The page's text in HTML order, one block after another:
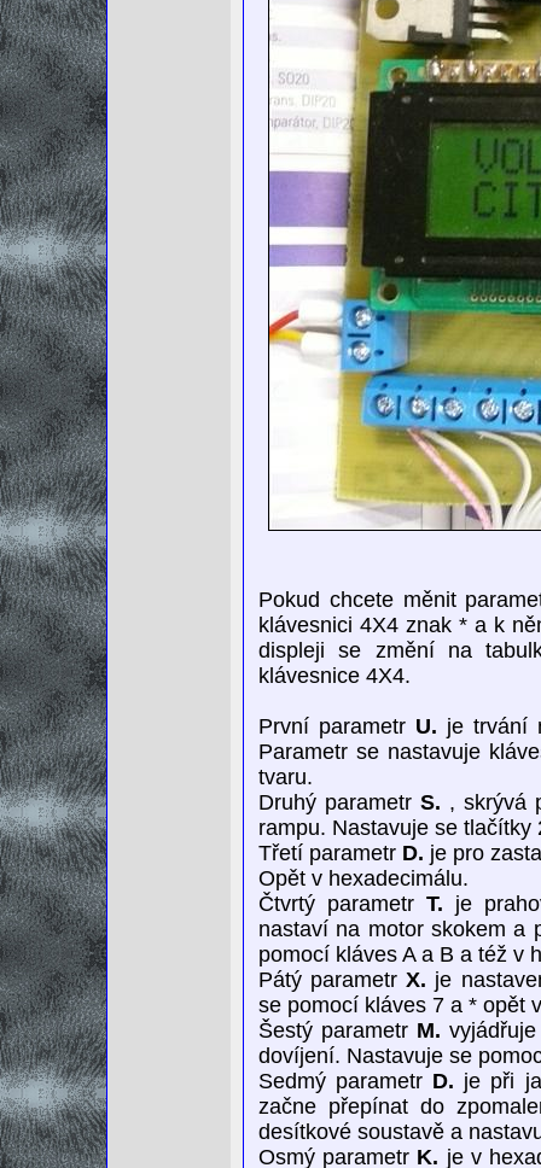
Pokud chcete měnit
klávesnici 4X4 znak * a k
displeji se změní na
klávesnice 4X4.
První parametr U. je trvání
Parametr se nastavuje
tvaru.
Druhý parametrS. , skrývá
rampu. Nastavuje se tlačítky
Třetí parametr D. je pro
Opět v hexadecimálu.
Čtvrtý parametrT. je
nastaví na motor skokem a
pomocí kláves A a B a též v
Pátý parametrX. je
se pomocí kláves 7 a * opět
Šestý parametr M.
dovíjení. Nastavuje se
Sedmý parametr D. je při
začne přepínat do
desítkové soustavě a
Osmý parametr K. je v